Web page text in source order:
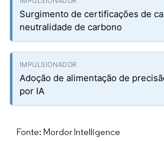
Surgimento de certificações de
neutralidade de carbono
Adoção de alimentação de
por IA
Fonte: Mordor Intelligence